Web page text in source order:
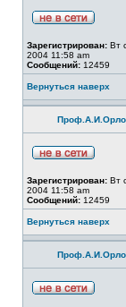
Зарегистрирован: Вт
2004 11:58 am
Сообщений: 12459
Вернуться наверх
Зарегистрирован: Вт
2004 11:58 am
Сообщений: 12459
Вернуться наверх